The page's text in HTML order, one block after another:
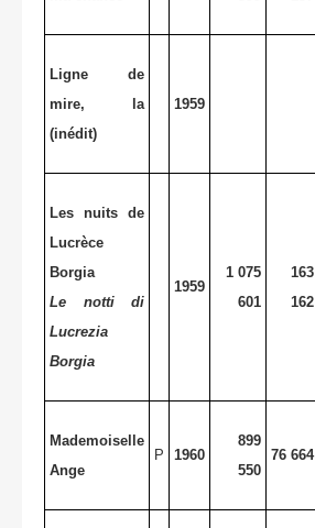
Ligne de
mire, la
(inédit)
1959
Les nuits de
Lucrèce
Borgia
Le notti di
Lucrezia
Borgia
1959
1 075
601
163
162
Mademoiselle
Ange
P 1960
899
550
76 664